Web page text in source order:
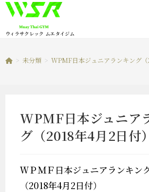
コ
ウィラサクレック ムエタイジム
> 未分類 > WPMF日本ジュニアランキング（
WPMF日本ジュニア
グ（2018年4月2日付）
ＷＰＭＦ日本ジュニアランキン
（2018年4月2日付）